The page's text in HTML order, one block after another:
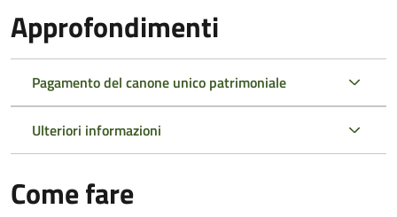
Approfondimenti
Pagamento del canone unico patrimoniale
Ulteriori informazioni
Come fare